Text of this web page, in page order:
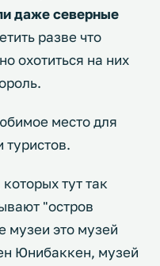
даже северные
разве что
охотиться на них
место для
туристов.
тут так
"остров
музеи это музей
Юнибаккен, музей